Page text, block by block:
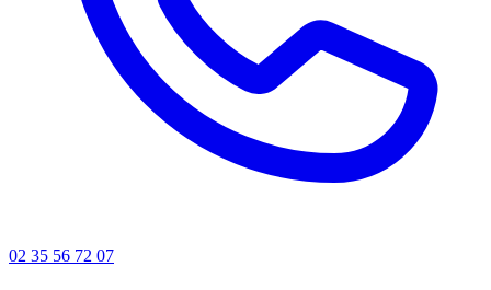
02 35 56 72 07